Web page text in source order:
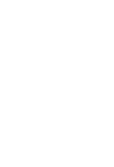
pasif